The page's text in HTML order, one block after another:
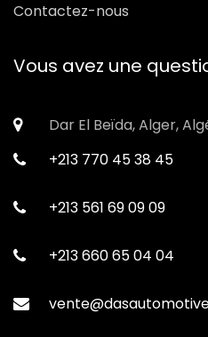
Contactez-nous
Vous avez une
Dar El Beïda, Alger,
+213 770 45 38 45
+213 561 69 09 09
+213 660 65 04 04